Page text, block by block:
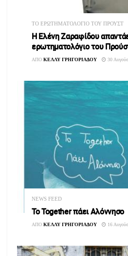
TO ΕΡΩΤΗΜΑΤΟΛΟΓΙΟ ΤΟΥ ΠΡΟΥΣΤ
Η Ελένη Ζαραφίδου
ερωτηματολόγιο του
ΑΠΟ ΚΕΛΛΥ ΓΡΗΓΟΡΙΑΔΟΥ 30
NEWS FEED
Το Τοgether πάει Αλόννησο
ΑΠΟ ΚΕΛΛΥ ΓΡΗΓΟΡΙΑΔΟΥ 16